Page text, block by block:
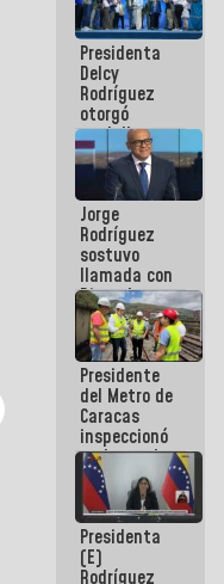
Eléctrico
para
abordar
planes de
acción
Presidenta
Delcy
Rodríguez
otorgó
medalla
"Héroe de
Venezuela"
a servidores
públicos
Jorge
Rodríguez
sostuvo
llamada con
Dinorah
Figuera y
acuerdan
primer
encuentro
presencial
para el
diálogo
Presidente
del Metro de
Caracas
inspeccionó
trabajos de
rehabilitación
y
modernización
de la vía
férrea
Presidenta
(E)
Rodríguez